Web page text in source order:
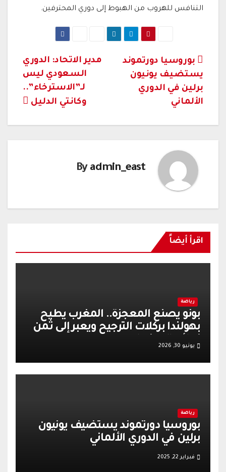
التنافس للهروب من الهبوط إلى دوري المحترفين.
تصفّح
المقالات
مدير الاتحاد: الدوري
السعودي ليس
لـ”الاسترخاء”..
وكانتي الدليل
بوروسيا دورتموند
يستضيف يونيون
برلين في الدوري
الألماني
By admin_east
اقرأ أيضاً
رياضة
بونو يصنع المعجزة.. المغرب يطيح
بهولندا بركلات الترجيح ويعبر إلى ثمن
نهائي المونديال
يونيو 30, 2026
رياضة
بوروسيا دورتموند يستضيف يونيون
برلين في الدوري الألماني
فبراير 22, 2025